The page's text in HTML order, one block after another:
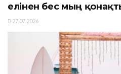
елінен бес мың
27.07.2026